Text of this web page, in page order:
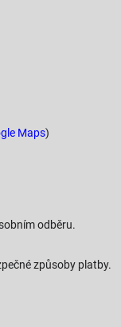
Maps)
odběru.
způsoby platby.